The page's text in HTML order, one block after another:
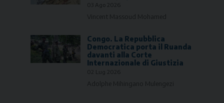
03 Ago 2026
Vincent Massoud Mohamed
Congo. La Repubblica
Democratica porta il Ruanda
davanti alla Corte
Internazionale di Giustizia
02 Lug 2026
Adolphe Mihingano Mulengezi